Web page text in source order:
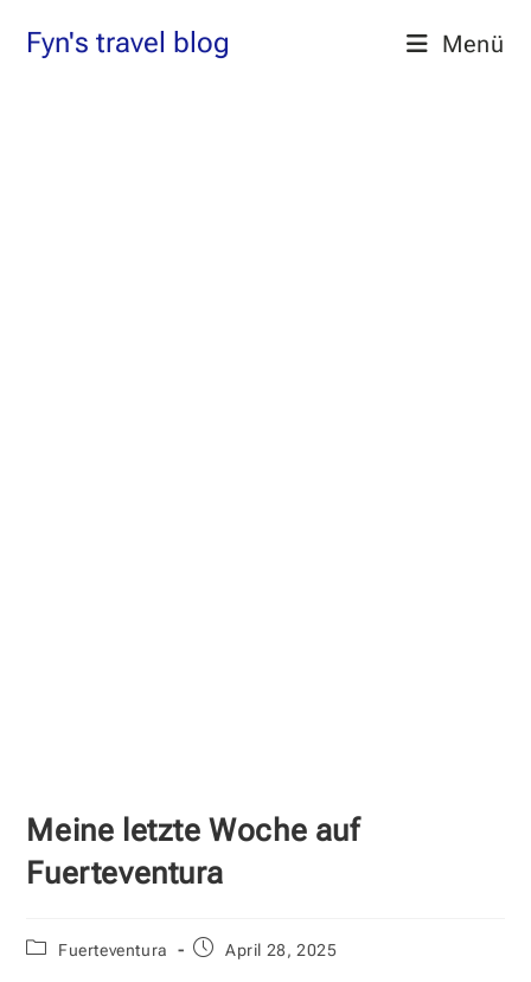
InhaltFyn's travel blog Menü
Meine letzte Woche auf
Fuerteventura
Beitrags-
Fuerteventura
BeitragApril 28, 2025